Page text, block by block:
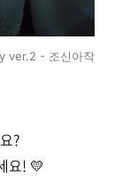
ver.2 - 조신아작
?
요! 💛